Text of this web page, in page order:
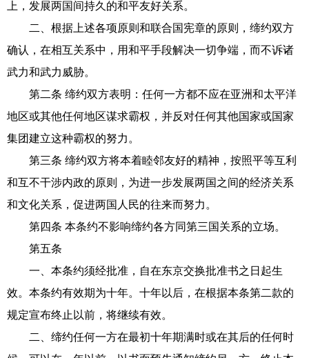
上，发展两国间持久的和平友好关系。
二、根据上述各项原则和联合国宪章的原则，缔约双方
确认，在相互关系中，用和平手段解决一切争端，而不诉诸
武力和武力威胁。
第二条 缔约双方表明：任何一方都不应在亚洲和太平洋
地区或其他任何地区谋求霸权，并反对任何其他国家或国家
集团建立这种霸权的努力。
第三条 缔约双方将本着睦邻友好的精神，按照平等互利
和互不干涉内政的原则，为进一步发展两国之间的经济关系
和文化关系，促进两国人民的往来而努力。
第四条 本条约不影响缔约各方同第三国关系的立场。
第五条
一、本条约须经批准，自在东京交换批准书之日起生
效。本条约有效期为十年。十年以后，在根据本条第二款的
规定宣布终止以前，将继续有效。
二、缔约任何一方在最初十年期满时或在其后的任何时